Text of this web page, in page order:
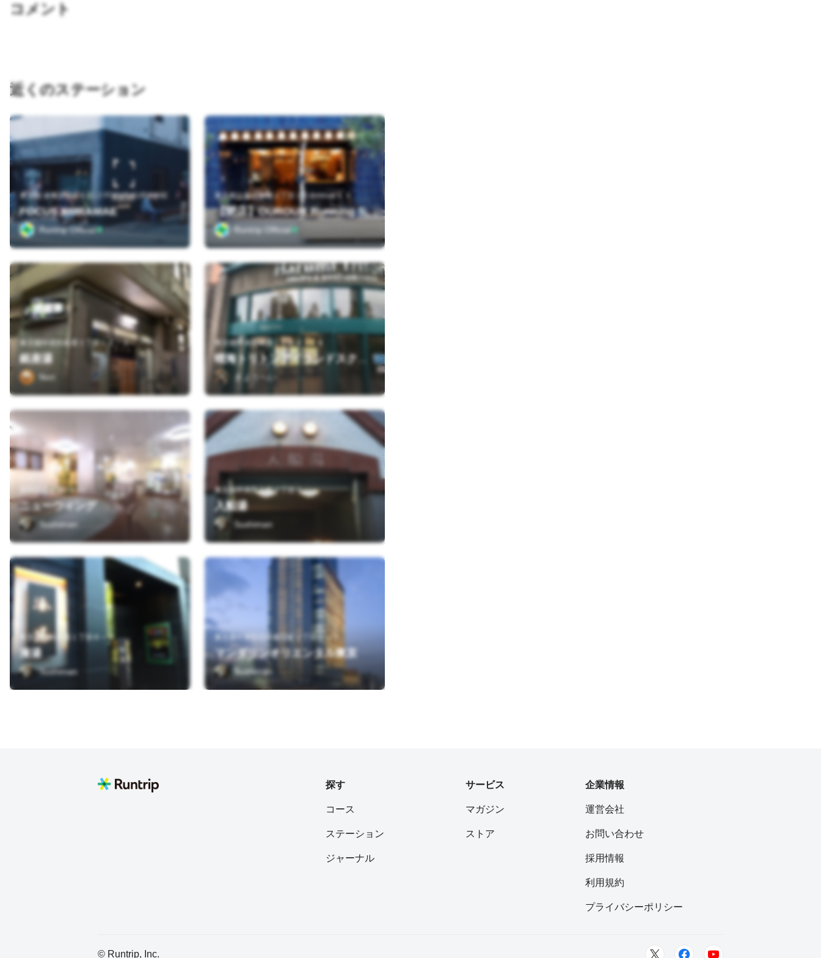
コメント
近くのステーション
東京都 台東区蔵前4-21-2 FOCUS KURAMAE
FOCUS KURAMAE
Runtrip Official
東京都台東区柳橋２丁目２０&minus;１３
【閉店】OUROUR Running Station
Runtrip Official
東京都中央区銀座１丁目１２－２
銀座湯
Nori
東京都中央区晴海１丁目８－１６
きょうへい
墨田区江東橋2-6-11
ニューウィング
Sushiman
東京都中央区入船２丁目３
入船湯
Sushiman
東京都中央区湊１丁目６－２
湊湯
Sushiman
東京都中央区日本橋室町２丁目１－１
マンダリンオリエンタル東京
Sushiman
探す
コース
ステーション
ジャーナル
サービス
マガジン
ストア
企業情報
運営会社
お問い合わせ
採用情報
利用規約
プライバシーポリシー
© Runtrip, Inc.